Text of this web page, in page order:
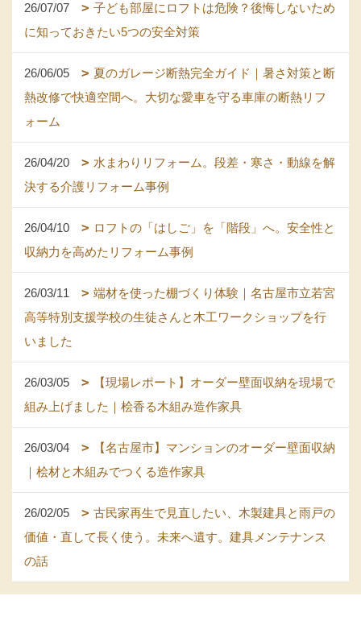
26/07/07
子ども部屋にロフトは危険？後悔しないため
に知っておきたい5つの安全対策
26/06/05
夏のガレージ断熱完全ガイド｜暑さ対策と断
熱改修で快適空間へ。大切な愛車を守る車庫の断熱リフ
ォーム
26/04/20
水まわりリフォーム。段差・寒さ・動線を解
決する介護リフォーム事例
26/04/10
ロフトの「はしご」を「階段」へ。安全性と
収納力を高めたリフォーム事例
26/03/11
端材を使った棚づくり体験｜名古屋市立若宮
高等特別支援学校の生徒さんと木工ワークショップを行
いました
26/03/05
【現場レポート】オーダー壁面収納を現場で
組み上げました｜桧香る木組み造作家具
26/03/04
【名古屋市】マンションのオーダー壁面収納
｜桧材と木組みでつくる造作家具
26/02/05
古民家再生で見直したい、木製建具と雨戸の
価値・直して長く使う。未来へ遺す。建具メンテナンス
の話